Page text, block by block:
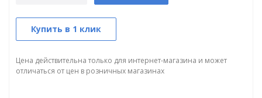
Купить в 1 клик
Цена действительна только для интернет-магазина и может
отличаться от цен в розничных магазинах